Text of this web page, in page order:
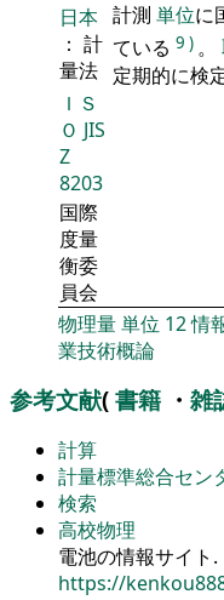
日本
： 計
量法
計測 単位に
ている 9 ) 。
定期的に検
ＩＳ
Ｏ JIS
Z
8203
国際
度量
衡委
員会
物理量単位 12情
業技術概論
参考文献( 書籍 ・ 雑
計算
計量標準総合セン
検索
高校物理
電池の情報サイト.
https://